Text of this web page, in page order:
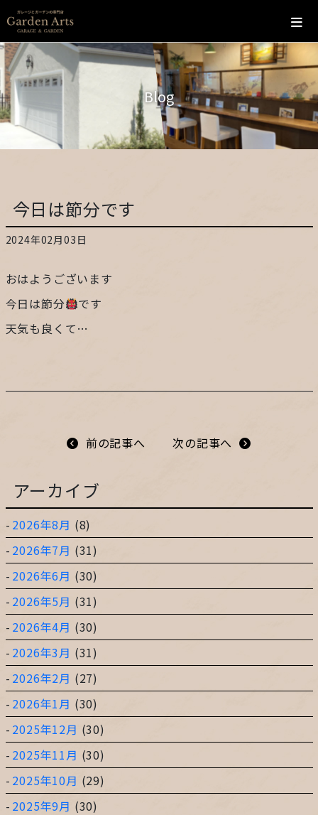
ホーム
会社概要
こだわり
施工実績
お問い合わせ
片田舎の小さなカフェ ガーデンアーツ
Blog
今日は節分です
2024年02月03日
おはようございます
今日は節分
です
天気も良くて…
前の記事へ 次の記事へ
アーカイブ
2026年8月 (8)
2026年7月 (31)
2026年6月 (30)
2026年5月 (31)
2026年4月 (30)
2026年3月 (31)
2026年2月 (27)
2026年1月 (30)
2025年12月 (30)
2025年11月 (30)
2025年10月 (29)
2025年9月 (30)